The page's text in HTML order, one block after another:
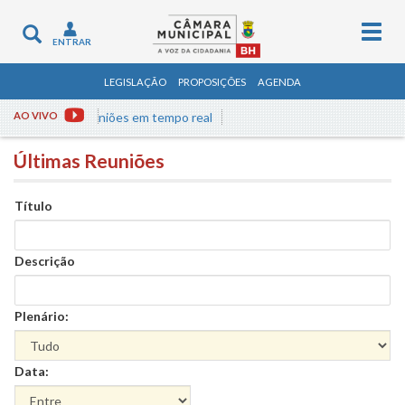
Toggle
navigation
ENTRAR
LEGISLAÇÃO PROPOSIÇÕES AGENDA
AO VIVOàs reuniões em tempo real
Últimas Reuniões
Título
Descrição
Plenário:
Data: